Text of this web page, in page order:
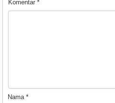
Komentar *
Nama *